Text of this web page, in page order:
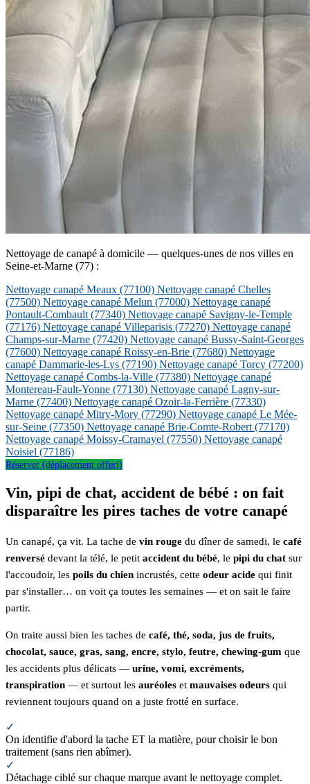
Nettoyage de canapé à domicile — quelques-unes de nos villes en
Seine-et-Marne (77) :
Nettoyage canapé Meaux (77100) Nettoyage canapé Chelles
(77500) Nettoyage canapé Melun (77000) Nettoyage canapé
Pontault-Combault(77340) Nettoyage canapé Savigny-le-Temple
(77176) Nettoyage canapé Villeparisis (77270) Nettoyage canapé
Champs-sur-Marne (77420) Nettoyage canapé Bussy-Saint-Georges
(77600) Nettoyage canapé Roissy-en-Brie (77680) Nettoyage
canapé Dammarie-les-Lys (77190) Nettoyage canapé Torcy (77200)
Nettoyage canapé Combs-la-Ville (77380) Nettoyage canapé
Montereau-Fault-Yonne (77130) Nettoyage canapé Lagny-sur-
Marne (77400) Nettoyage canapé Ozoir-la-Ferrière (77330)
Nettoyage canapé Mitry-Mory (77290) Nettoyage canapé Le Mée-
sur-Seine (77350) Nettoyage canapé Brie-Comte-Robert(77170)
Nettoyage canapé Moissy-Cramayel (77550) Nettoyage canapé
Noisiel (77186)
Réserver (déplacement offert)
Vin, pipi de chat, accident de bébé : on fait
disparaître les pires taches de votre canapé
Un canapé, ça vit. La tache de vin rouge du dîner de samedi, le café
renversé devant la télé, le petit accident du bébé, le pipi du chat sur
l'accoudoir, les poils du chien incrustés, cette odeur acide qui finit
par s'installer… on voit ça toutes les semaines — et on sait le faire
partir.
On traite aussi bien les taches de café, thé, soda, jus de fruits,
chocolat, sauce, gras, sang, encre, stylo, feutre, chewing-gum que
les accidents plus délicats — urine, vomi, excréments,
transpiration — et surtout les auréoles et mauvaises odeurs qui
reviennent toujours quand on a juste frotté en surface.
✓
On identifie d'abord la tache ET la matière, pour choisir le bon
traitement (sans rien abîmer).
✓
Détachage ciblé sur chaque marque avant le nettoyage complet.